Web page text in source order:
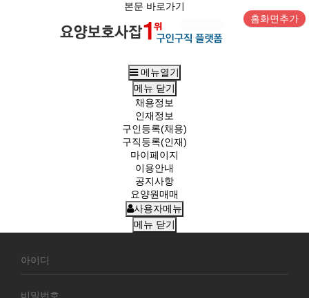
본문 바로가기
홈화면추가
메뉴열기
메뉴 닫기
채용정보
인재정보
구인등록(채용)
구직등록(인재)
마이페이지
이용안내
공지사항
요양원매매
사용자메뉴
메뉴 닫기
원
그